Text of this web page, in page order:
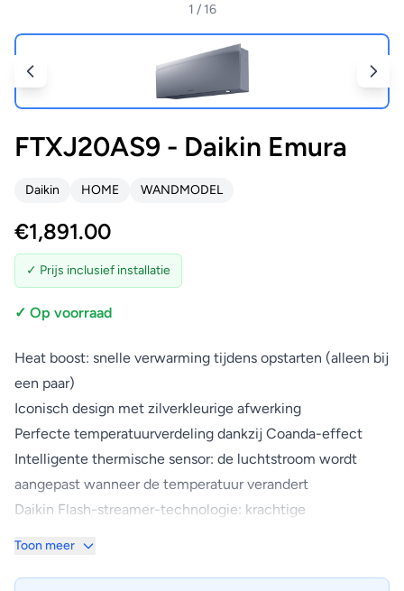
1 / 16
FTXJ20AS9 - Daikin Emura
Daikin HOME WANDMODEL
€1,891.00
✓ Prijs inclusief installatie
✓ Op voorraad
Heat boost: snelle verwarming tijdens opstarten (alleen bij
een paar)
Iconisch design met zilverkleurige afwerking
Perfecte temperatuurverdeling dankzij Coanda-effect
Intelligente thermische sensor: de luchtstroom wordt
aangepast wanneer de temperatuur verandert
Daikin Flash-streamer-technologie: krachtige
conditioner. De ingestelde temperatuur wordt 14% sneller
Toon meer